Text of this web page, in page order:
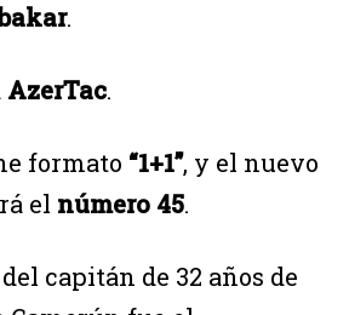
.
AzerTac.
formato “1+1”, y el nuevo
el número 45.
capitán de 32 años de